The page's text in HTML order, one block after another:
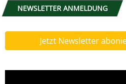
NEWSLETTER ANMELDUNG
Jetzt Newsletter